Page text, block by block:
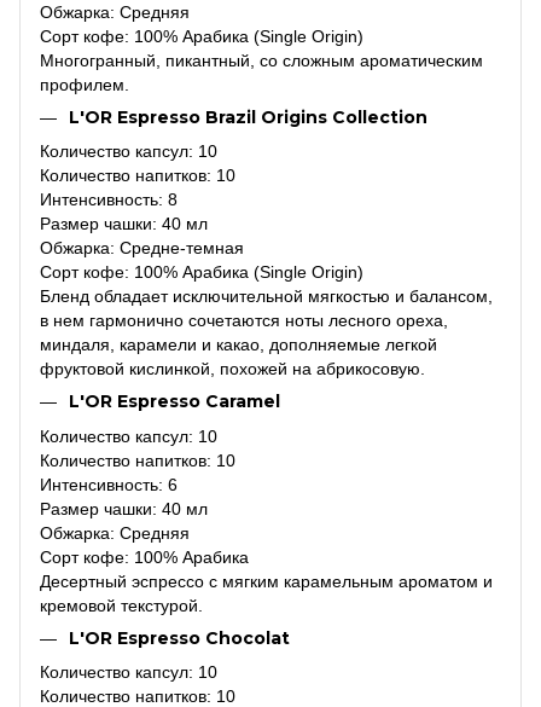
Обжарка: Средняя
Сорт кофе: 100% Арабика (Single Origin)
Многогранный, пикантный, со сложным ароматическим
профилем.
L'OR Espresso Brazil Origins Collection
Количество капсул: 10
Количество напитков: 10
Интенсивность: 8
Размер чашки: 40 мл
Обжарка: Средне-темная
Сорт кофе: 100% Арабика (Single Origin)
Бленд обладает исключительной мягкостью и балансом,
в нем гармонично сочетаются ноты лесного ореха,
миндаля, карамели и какао, дополняемые легкой
фруктовой кислинкой, похожей на абрикосовую.
L'OR Espresso Caramel
Количество капсул: 10
Количество напитков: 10
Интенсивность: 6
Размер чашки: 40 мл
Обжарка: Средняя
Сорт кофе: 100% Арабика
Десертный эспрессо с мягким карамельным ароматом и
кремовой текстурой.
L'OR Espresso Chocolat
Количество капсул: 10
Количество напитков: 10